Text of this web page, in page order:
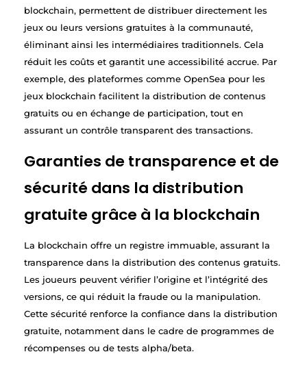
blockchain, permettent de distribuer directement les
jeux ou leurs versions gratuites à la communauté,
éliminant ainsi les intermédiaires traditionnels. Cela
réduit les coûts et garantit une accessibilité accrue. Par
exemple, des plateformes comme OpenSea pour les
jeux blockchain facilitent la distribution de contenus
gratuits ou en échange de participation, tout en
assurant un contrôle transparent des transactions.
Garanties de transparence et de
sécurité dans la distribution
gratuite grâce à la blockchain
La blockchain offre un registre immuable, assurant la
transparence dans la distribution des contenus gratuits.
Les joueurs peuvent vérifier l’origine et l’intégrité des
versions, ce qui réduit la fraude ou la manipulation.
Cette sécurité renforce la confiance dans la distribution
gratuite, notamment dans le cadre de programmes de
récompenses ou de tests alpha/beta.